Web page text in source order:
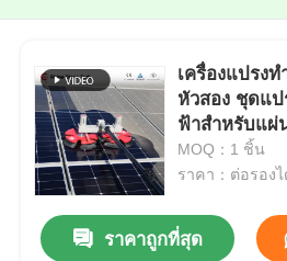
เครื่องแปรง
หัวสอง ชุดแป
ฟ้าสําหรับแผ่
MOQ：1 ชิ้น
ราคา：ต่อรองไ
ราคาถูกที่สุด